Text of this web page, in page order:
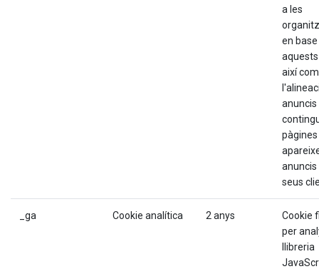
a les
en base
així com
anuncis
anuncis
seus
_ga Cookie analítica 2 anys
Cookie
per
llibreria